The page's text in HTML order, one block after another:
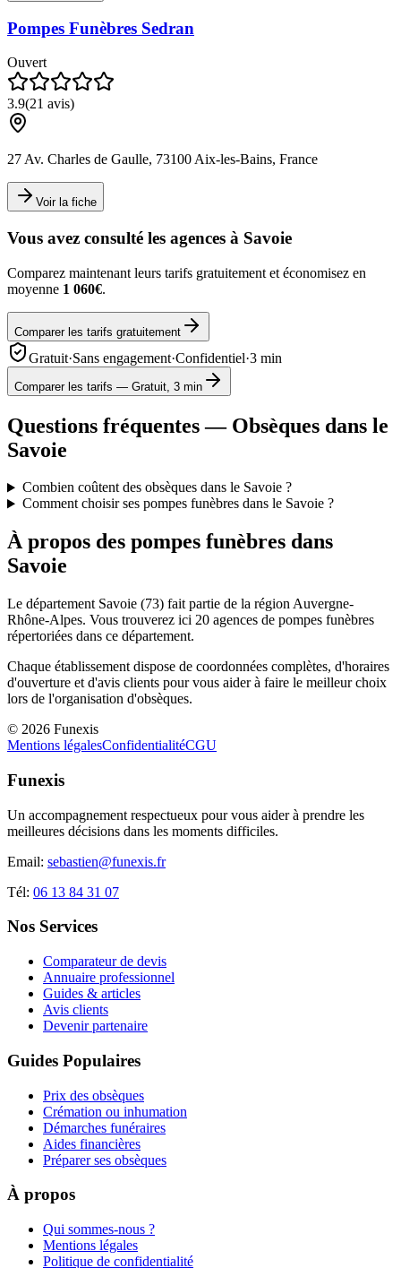
Pompes Funèbres Sedran
Ouvert
3.9(21 avis)
27 Av. Charles de Gaulle, 73100 Aix-les-Bains, France
Voir la fiche
Vous avez consulté les agences à Savoie
Comparez maintenant leurs tarifs gratuitement et économisez en
moyenne 1 060€.
Comparer les tarifs gratuitement
Gratuit·Sans engagement·Confidentiel·3 min
Comparer les tarifs — Gratuit, 3 min
Questions fréquentes — Obsèques dans le
Savoie
Combien coûtent des obsèques dans le Savoie ?
Comment choisir ses pompes funèbres dans le Savoie ?
À propos des pompes funèbres dans
Savoie
Le département Savoie (73) fait partie de la région Auvergne-
Rhône-Alpes. Vous trouverez ici 20 agences de pompes funèbres
répertoriées dans ce département.
Chaque établissement dispose de coordonnées complètes, d'horaires
d'ouverture et d'avis clients pour vous aider à faire le meilleur choix
lors de l'organisation d'obsèques.
© 2026 Funexis
Mentions légalesConfidentialitéCGU
Funexis
Un accompagnement respectueux pour vous aider à prendre les
meilleures décisions dans les moments difficiles.
Email: sebastien@funexis.fr
Tél: 06 13 84 31 07
Nos Services
Comparateur de devis
Annuaire professionnel
Guides & articles
Avis clients
Devenir partenaire
Guides Populaires
Prix des obsèques
Crémation ou inhumation
Démarches funéraires
Aides financières
Préparer ses obsèques
À propos
Qui sommes-nous ?
Mentions légales
Politique de confidentialité